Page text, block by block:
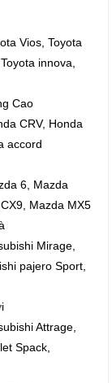
Vios, Toyota
innova,
Cao
CRV, Honda
accord
6, Mazda
Mazda MX5
Mirage,
pajero Sport,
Attrage,
Spack,